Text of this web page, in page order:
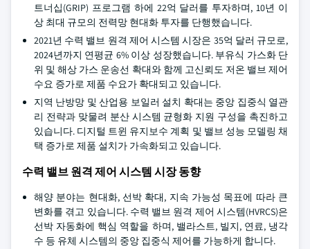
트너십(GRIP) 프로그램 하에 22억 달러를 투자하며, 10년 이
상 최대 규모의 전력망 현대화 투자를 단행했습니다.
2021년 수력 밸브 원격 제어 시스템 시장은 35억 달러 규모로,
2024년까지 연평균 6% 이상 성장했습니다. 부유식 가스화 단
위 및 해상 가스 운송선 확대와 함께 고신뢰도 저온 밸브 제어
수요 증가로 제품 수요가 확대되고 있습니다.
지역 난방망 및 산업용 보일러 설치 확대는 중앙 집중식 열관
리 전략과 맞물려 분산 시스템 균형화 지원 구성을 촉진하고
있습니다. 디지털 트윈 유지보수 계획 및 밸브 성능 모델링 채
택 증가로 제품 설치가 가속화되고 있습니다.
수력 밸브 원격 제어 시스템 시장 동향
해양 분야는 현대화, 선박 확대, 지속 가능성 목표에 따라 큰
변화를 겪고 있습니다. 수력 밸브 원격 제어 시스템(HVRCS)은
선박 자동화에 핵심 역할을 하며, 밸라스트, 빌지, 연료, 냉각
수 등 유체 시스템의 중앙 집중식 제어를 가능하게 합니다.